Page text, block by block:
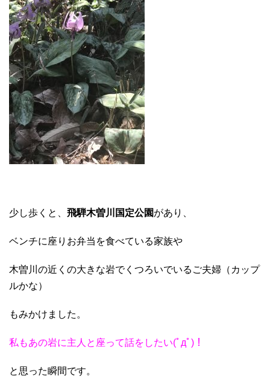
少し歩くと、 飛騨木曽川国定公園があり、
ベンチに座りお弁当を食べている家族や
木曽川の近くの大きな岩でくつろいでいるご夫婦（カップ
ルかな）
もみかけました。
私もあの岩に主人と座って話をしたい(ﾟдﾟ)！
と思った瞬間です。